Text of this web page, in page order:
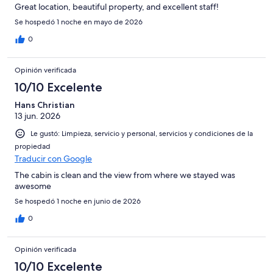
Great location, beautiful property, and excellent staff!
Se hospedó 1 noche en mayo de 2026
0
Opinión verificada
10/10 Excelente
Hans Christian
13 jun. 2026
Le gustó: Limpieza, servicio y personal, servicios y condiciones de la
propiedad
Traducir con Google
The cabin is clean and the view from where we stayed was
awesome
Se hospedó 1 noche en junio de 2026
0
Opinión verificada
10/10 Excelente